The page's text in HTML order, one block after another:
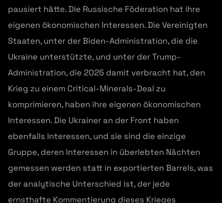
pausiert hätte. Die Russische Föderation hat ihre
eigenen ökonomischen Interessen. Die Vereinigten
Staaten, unter der Biden-Administration, die die
Ukraine unterstützte, und unter der Trump-
Administration, die 2025 damit verbracht hat, den
Krieg zu einem Critical-Minerals-Deal zu
komprimieren, haben ihre eigenen ökonomischen
Interessen. Die Ukrainer an der Front haben
ebenfalls Interessen, und sie sind die einzige
Gruppe, deren Interessen in überlebten Nächten
gemessen werden statt in exportierten Barrels, was
der analytische Unterschied ist, der jede
ernsthafte Kommentierung dieses Krieges